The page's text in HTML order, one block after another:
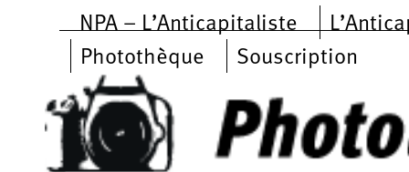
Aller au contenu principal
NPA – L’Anticapitaliste
Photothèque
Souscription